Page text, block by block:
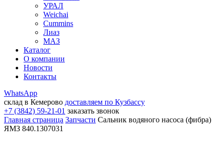
УРАЛ
Weichai
Cummins
Лиаз
МАЗ
Каталог
О компании
Новости
Контакты
WhatsApp
склад в Кемерово доставляем по Кузбассу
+7 (3842) 59-21-01 заказать звонок
Главная страница Запчасти Сальник водяного насоса (фибра)
ЯМЗ 840.1307031